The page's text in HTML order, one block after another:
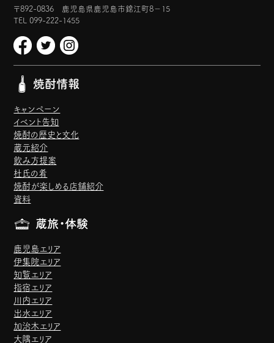
〒892-0836 鹿児島県鹿児島市錦江町8−15
TEL 099-222-1455
焼酎情報
キャンペーン
イベント告知
焼酎の歴史と文化
蔵元紹介
飲み方提案
杜氏の肴
焼酎が楽しめる店舗紹介
資料
蔵旅・体験
鹿児島エリア
伊集院エリア
知覧エリア
指宿エリア
川内エリア
出水エリア
加治木エリア
大隅エリア